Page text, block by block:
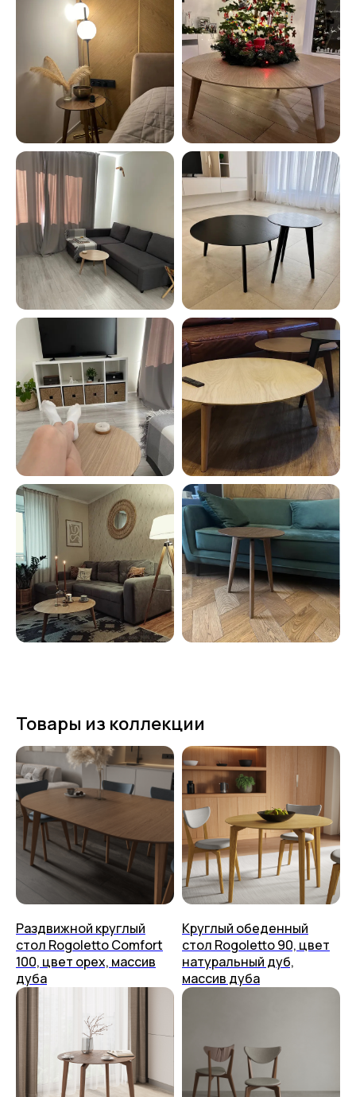
Товары из коллекции
Раздвижной круглый
стол Rogoletto Comfort
100, цвет орех, массив
дуба
Круглый обеденный
стол Rogoletto 90, цвет
натуральный дуб,
массив дуба
Дизайнерам
О нас
Способ оплаты
Тумбы
Полки
Стулья
Столы